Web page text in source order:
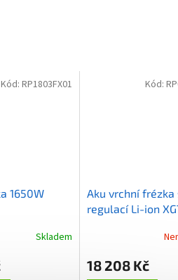
1650W
Skladem
Kód:RP1803FX01
Aku vrchní frézka
regulací Li-ion
18 208 Kč
Kód: